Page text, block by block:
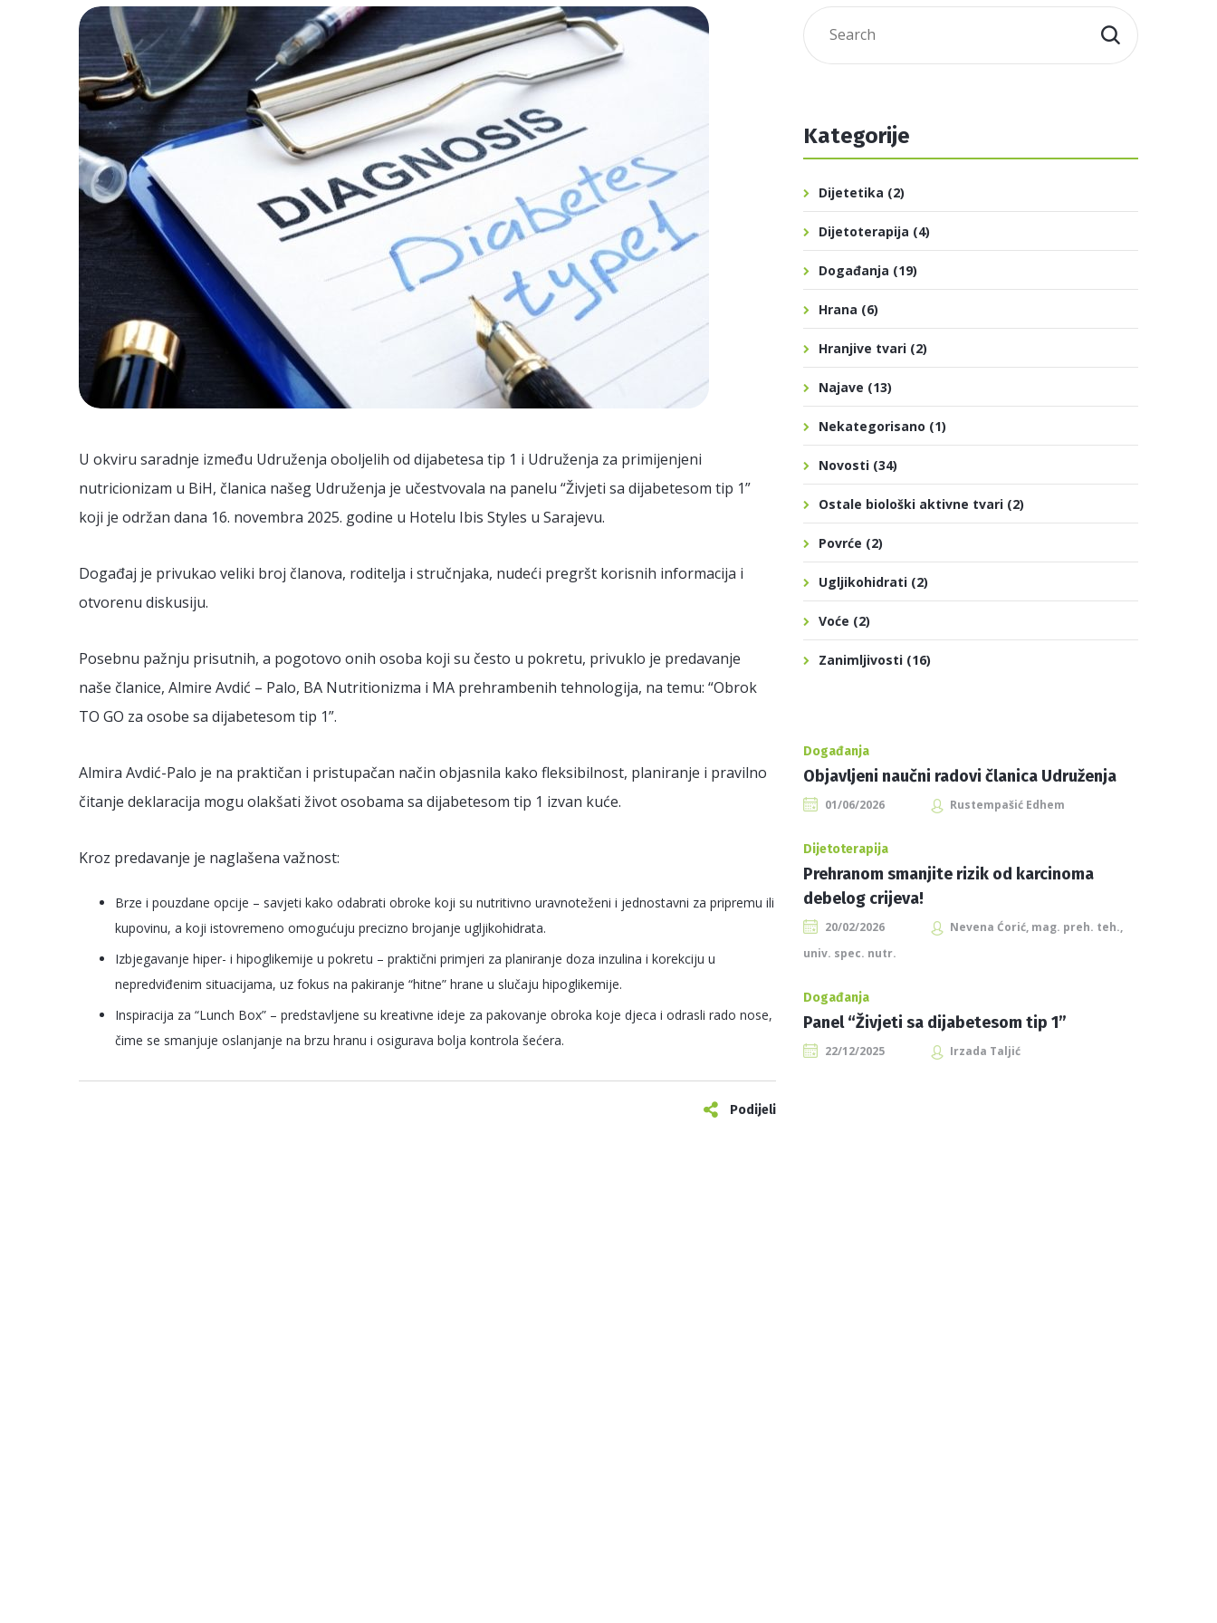
Meso / Riba / Jaja
Masti i ulja
U okviru saradnje između Udruženja oboljelih od dijabetesa tip 1 i Udruženja za primijenjeni
nutricionizam u BiH, članica našeg Udruženja je učestvovala na panelu “Živjeti sa dijabetesom tip 1”
koji je održan dana 16. novembra 2025. godine u Hotelu Ibis Styles u Sarajevu.
Događaj je privukao veliki broj članova, roditelja i stručnjaka, nudeći pregršt korisnih informacija i
otvorenu diskusiju.
Posebnu pažnju prisutnih, a pogotovo onih osoba koji su često u pokretu, privuklo je predavanje
naše članice, Almire Avdić – Palo, BA Nutritionizma i MA prehrambenih tehnologija, na temu: “Obrok
TO GO za osobe sa dijabetesom tip 1”.
Almira Avdić-Palo je na praktičan i pristupačan način objasnila kako fleksibilnost, planiranje i pravilno
čitanje deklaracija mogu olakšati život osobama sa dijabetesom tip 1 izvan kuće.
Kroz predavanje je naglašena važnost:
Brze i pouzdane opcije – savjeti kako odabrati obroke koji su nutritivno uravnoteženi i jednostavni za pripremu ili
kupovinu, a koji istovremeno omogućuju precizno brojanje ugljikohidrata.
Izbjegavanje hiper- i hipoglikemije u pokretu – praktični primjeri za planiranje doza inzulina i korekciju u
nepredviđenim situacijama, uz fokus na pakiranje “hitne” hrane u slučaju hipoglikemije.
Inspiracija za “Lunch Box” – predstavljene su kreativne ideje za pakovanje obroka koje djeca i odrasli rado nose,
čime se smanjuje oslanjanje na brzu hranu i osigurava bolja kontrola šećera.
Podijeli
Kategorije
Dijetetika (2)
Dijetoterapija (4)
Događanja (19)
Hrana (6)
Hranjive tvari (2)
Najave (13)
Nekategorisano (1)
Novosti (34)
Ostale biološki aktivne tvari (2)
Povrće (2)
Ugljikohidrati (2)
Voće (2)
Zanimljivosti (16)
Događanja
Objavljeni naučni radovi članica Udruženja
01/06/2026 Rustempašić Edhem
Dijetoterapija
Prehranom smanjite rizik od karcinoma
debelog crijeva!
20/02/2026
Nevena Ćorić, mag. preh. teh.,
univ. spec. nutr.
Događanja
Panel “Živjeti sa dijabetesom tip 1”
22/12/2025 Irzada Taljić